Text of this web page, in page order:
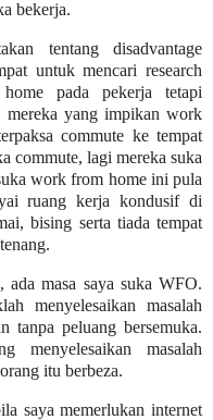
bekerja.
tentang disadvantage
untuk mencari research
pada pekerja tetapi
mereka yang impikan work
commute ke tempat
commute, lagi mereka suka
work from home ini pula
ruang kerja kondusif di
bising serta tiada tempat
ada masa saya suka WFO.
menyelesaikan masalah
tanpa peluang bersemuka.
menyelesaikan masalah
itu berbeza.
saya memerlukan internet